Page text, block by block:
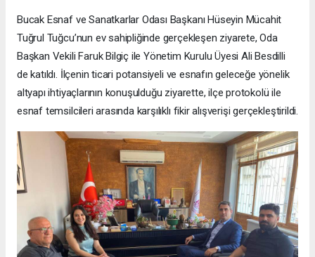
Bucak Esnaf ve Sanatkarlar Odası Başkanı Hüseyin Mücahit
Tuğrul Tuğcu’nun ev sahipliğinde gerçekleşen ziyarete, Oda
Başkan Vekili Faruk Bilgiç ile Yönetim Kurulu Üyesi Ali Besdilli
de katıldı. İlçenin ticari potansiyeli ve esnafın geleceğe yönelik
altyapı ihtiyaçlarının konuşulduğu ziyarette, ilçe protokolü ile
esnaf temsilcileri arasında karşılıklı fikir alışverişi gerçekleştirildi.